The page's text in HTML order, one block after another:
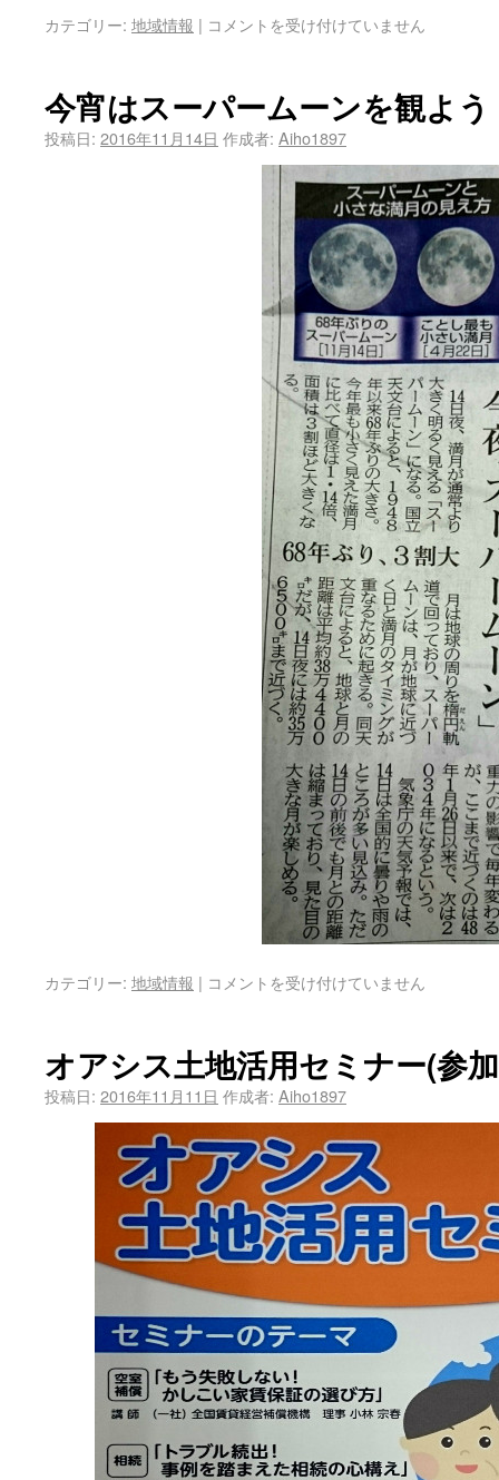
カテゴリー: 地域情報 | コメントを受け付けていません
今宵はスーパームーンを観よう
投稿日: 2016年11月14日 作成者: Aiho1897
カテゴリー: 地域情報 | コメントを受け付けていません
オアシス土地活用セミナー(参
投稿日: 2016年11月11日 作成者: Aiho1897